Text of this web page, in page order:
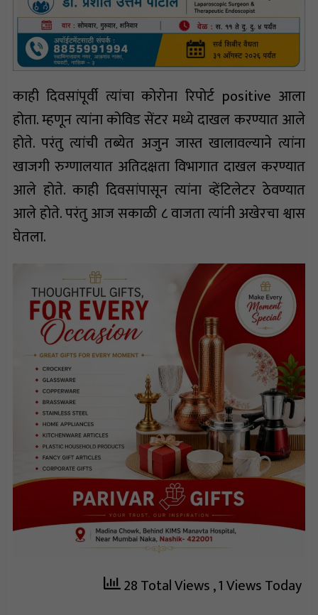
काही दिवसांपूर्वी त्यांचा कोरोना रिपोर्ट positive आला
होता. म्हणून त्यांना कोविड सेंटर मध्ये दाखल करण्यात आले
होते. परंतु त्यांची तब्येत अजुन जास्त खालावल्याने त्यांना
खाजगी रुग्णालयात अतिदक्षता विभागात दाखल करण्यात
आले होते. काही दिवसांपासून त्यांना व्हेंटिलेटर ठेवण्यात
आले होते. परंतु आज सकाळी ८ वाजता त्यांनी अखेरचा श्वास
घेतला.
28 Total Views, 1 Views Today